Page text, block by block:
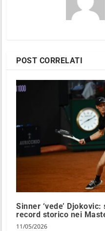
POST CORRELATI
Sinner ‘vede’
record storico nei
11/05/2026